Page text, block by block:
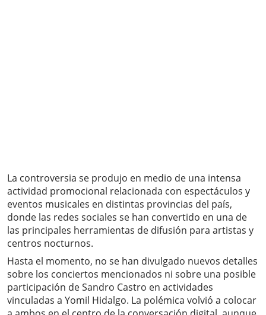
La controversia se produjo en medio de una intensa
actividad promocional relacionada con espectáculos y
eventos musicales en distintas provincias del país,
donde las redes sociales se han convertido en una de
las principales herramientas de difusión para artistas y
centros nocturnos.
Hasta el momento, no se han divulgado nuevos detalles
sobre los conciertos mencionados ni sobre una posible
participación de Sandro Castro en actividades
vinculadas a Yomil Hidalgo. La polémica volvió a colocar